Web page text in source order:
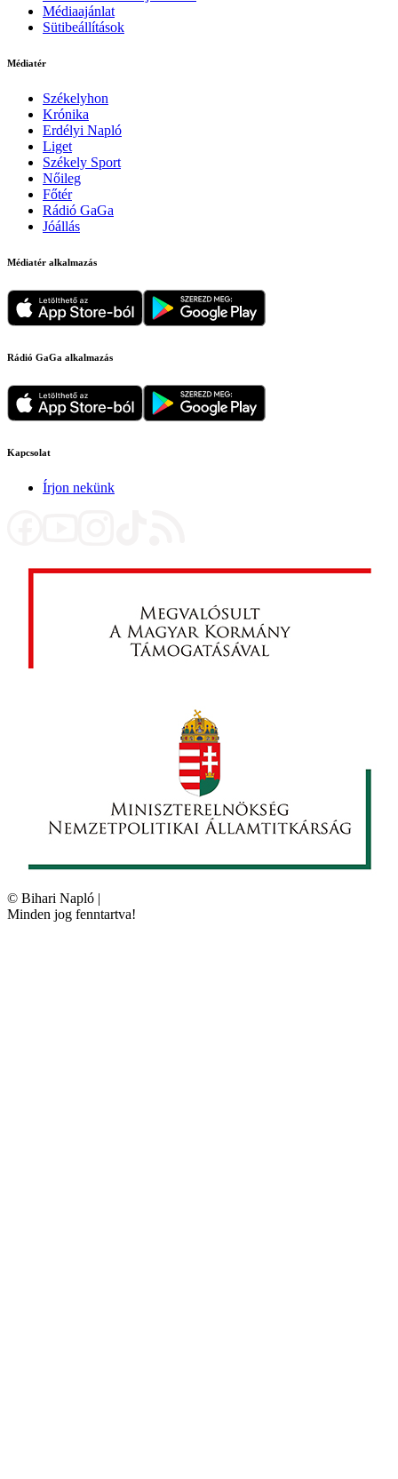
Médiaajánlat
Sütibeállítások
Médiatér
Székelyhon
Krónika
Erdélyi Napló
Liget
Székely Sport
Nőileg
Főtér
Rádió GaGa
Jóállás
Médiatér alkalmazás
Rádió GaGa alkalmazás
Kapcsolat
Írjon nekünk
© Bihari Napló |
Minden jog fenntartva!